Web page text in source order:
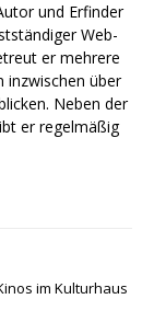
und Erfinder
Web-
er mehrere
inzwischen über
Neben der
er regelmäßig
im Kulturhaus